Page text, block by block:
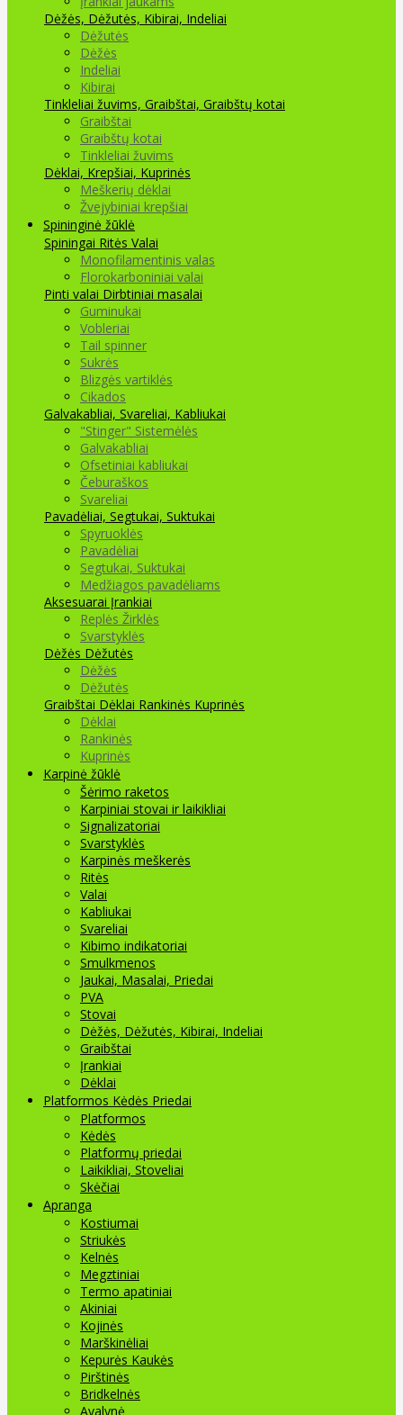
Dėžės, Dėžutės, Kibirai, Indeliai
Dėžutės
Dėžės
Indeliai
Kibirai
Tinkleliai žuvims, Graibštai, Graibštų kotai
Graibštai
Graibštų kotai
Tinkleliai žuvims
Dėklai, Krepšiai, Kuprinės
Meškerių dėklai
Žvejybiniai krepšiai
Spininginė žūklė
Spiningai Ritės Valai
Monofilamentinis valas
Florokarboniniai valai
Pinti valai Dirbtiniai masalai
Guminukai
Vobleriai
Tail spinner
Sukrės
Blizgės vartiklės
Cikados
Galvakabliai, Svareliai, Kabliukai
"Stinger" Sistemėlės
Galvakabliai
Ofsetiniai kabliukai
Čeburaškos
Svareliai
Pavadėliai, Segtukai, Suktukai
Spyruoklės
Pavadėliai
Segtukai, Suktukai
Medžiagos pavadėliams
Aksesuarai Įrankiai
Replės Žirklės
Svarstyklės
Dėžės Dėžutės
Dėžės
Dėžutės
Graibštai Dėklai Rankinės Kuprinės
Dėklai
Rankinės
Kuprinės
Karpinė žūklė
Šėrimo raketos
Karpiniai stovai ir laikikliai
Signalizatoriai
Svarstyklės
Karpinės meškerės
Ritės
Valai
Kabliukai
Svareliai
Kibimo indikatoriai
Smulkmenos
Jaukai, Masalai, Priedai
PVA
Stovai
Dėžės, Dėžutės, Kibirai, Indeliai
Graibštai
Įrankiai
Dėklai
Platformos Kėdės Priedai
Platformos
Kėdės
Platformų priedai
Laikikliai, Stoveliai
Skėčiai
Apranga
Kostiumai
Striukės
Kelnės
Megztiniai
Termo apatiniai
Akiniai
Kojinės
Marškinėliai
Kepurės Kaukės
Pirštinės
Bridkelnės
Avalynė